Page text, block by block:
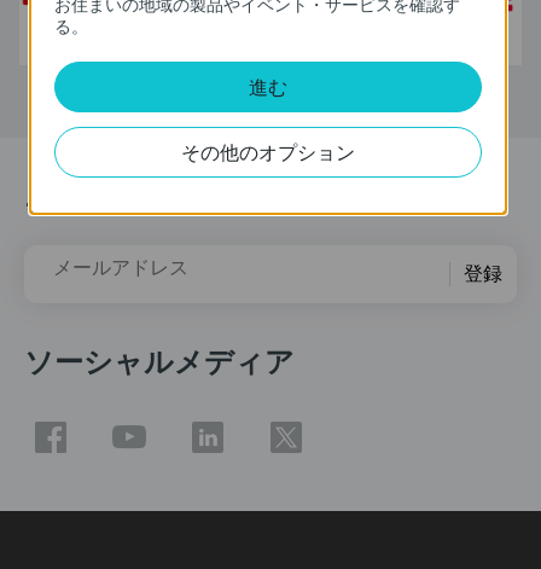
ニュース＆オファー
メールアドレス 登録
ソーシャルメディア
お住まいの地域の製品やイベント・サービスを確認す
る。
進む
その他のオプション